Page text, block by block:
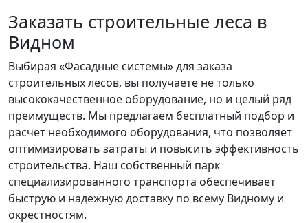
Заказать строительные леса в
Видном
Выбирая «Фасадные системы» для заказа
строительных лесов, вы получаете не только
высококачественное оборудование, но и целый ряд
преимуществ. Мы предлагаем бесплатный подбор и
расчет необходимого оборудования, что позволяет
оптимизировать затраты и повысить эффективность
строительства. Наш собственный парк
специализированного транспорта обеспечивает
быструю и надежную доставку по всему Видному и
окрестностям.